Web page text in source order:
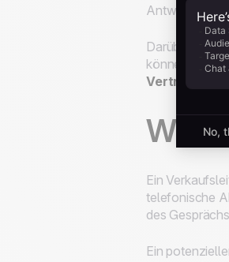
Darüber
können Sie
Wie
Ein
telefonische
des
Ein